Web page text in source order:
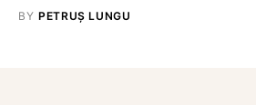
BY PETRUȘ LUNGU